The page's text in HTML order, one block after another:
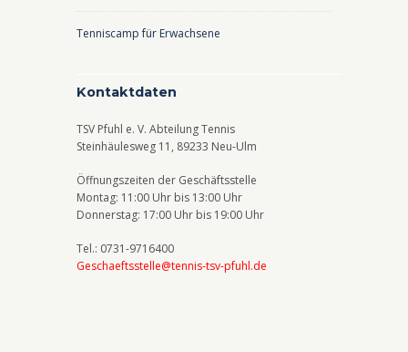
Tenniscamp für Erwachsene
Kontaktdaten
TSV Pfuhl e. V. Abteilung Tennis
Steinhäulesweg 11, 89233 Neu-Ulm
Öffnungszeiten der Geschäftsstelle
Montag: 11:00 Uhr bis 13:00 Uhr
Donnerstag: 17:00 Uhr bis 19:00 Uhr
Tel.: 0731-9716400
Geschaeftsstelle@tennis-tsv-pfuhl.de